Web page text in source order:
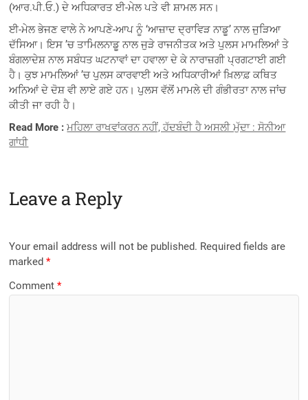
(ਆਰ.ਪੀ.ਓ.) ਦੇ ਅਧਿਕਾਰਤ ਈ-ਮੇਲ ਪਤੇ ਵੀ ਸ਼ਾਮਲ ਸਨ।
ਈ-ਮੇਲ ਭੇਜਣ ਵਾਲੇ ਨੇ ਆਪਣੇ-ਆਪ ਨੂੰ ‘ਆਜ਼ਾਦ ਦ੍ਰਾਵਿੜ ਨਾਡੂ’ ਨਾਲ ਜੁੜਿਆ
ਦੱਸਿਆ। ਇਸ ’ਚ ਤਾਮਿਲਨਾਡੂ ਨਾਲ ਜੁੜੇ ਰਾਜਨੀਤਕ ਅਤੇ ਪੁਲਸ ਮਾਮਲਿਆਂ ਤੇ
ਬੰਗਲਾਦੇਸ਼ ਨਾਲ ਸਬੰਧਤ ਘਟਨਾਵਾਂ ਦਾ ਹਵਾਲਾ ਦੇ ਕੇ ਨਾਰਾਜ਼ਗੀ ਪ੍ਰਗਟਾਈ ਗਈ
ਹੈ। ਕੁਝ ਮਾਮਲਿਆਂ ’ਚ ਪੁਲਸ ਕਾਰਵਾਈ ਅਤੇ ਅਧਿਕਾਰੀਆਂ ਖ਼ਿਲਾਫ਼ ਕਥਿਤ
ਅਨਿਆਂ ਦੇ ਦੋਸ਼ ਵੀ ਲਾਏ ਗਏ ਹਨ। ਪੁਲਸ ਵੱਲੋਂ ਮਾਮਲੇ ਦੀ ਗੰਭੀਰਤਾ ਨਾਲ ਜਾਂਚ
ਕੀਤੀ ਜਾ ਰਹੀ ਹੈ।
Read More :ਮਹਿਲਾ ਰਾਖਵਾਂਕਰਨ ਨਹੀਂ, ਹੱਦਬੰਦੀ ਹੈ ਅਸਲੀ ਮੁੱਦਾ : ਸੋਨੀਆ
ਗਾਂਧੀ
Leave a Reply
Your email address will not be published. Required fields are
marked*
Comment*